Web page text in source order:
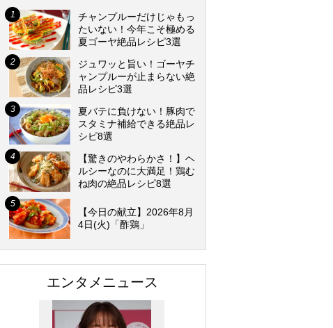
チャンプルーだけじゃもっ
たいない！今年こそ極める
夏ゴーヤ絶品レシピ3選
ジュワッと旨い！ゴーヤチ
ャンプルーが止まらない絶
品レシピ3選
夏バテに負けない！豚肉で
スタミナ補給できる絶品レ
シピ8選
【驚きのやわらかさ！】ヘ
ルシーなのに大満足！鶏む
ね肉の絶品レシピ8選
【今日の献立】2026年8月
4日(火)「酢鶏」
エンタメニュース